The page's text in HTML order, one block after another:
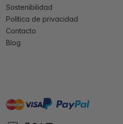
Sostenibilidad
Política de privacidad
Contacto
Blog
mastervisa paypal